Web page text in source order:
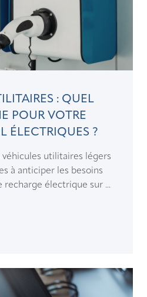
: QUEL
POUR VOTRE
ÉLECTRIQUES ?
véhicules utilitaires légers
à anticiper les besoins
électrique sur ...